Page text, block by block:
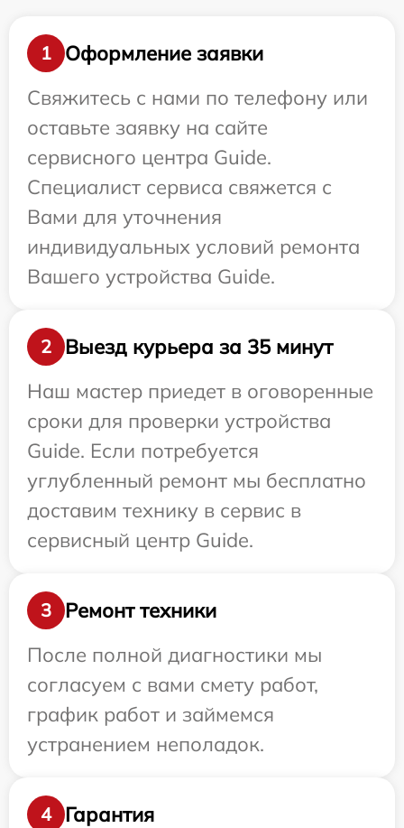
1
Оформление заявки
Свяжитесь с нами по телефону или
оставьте заявку на сайте
сервисного центра Guide.
Специалист сервиса свяжется с
Вами для уточнения
индивидуальных условий ремонта
Вашего устройства Guide.
2
Выезд курьера за 35 минут
Наш мастер приедет в оговоренные
сроки для проверки устройства
Guide. Если потребуется
углубленный ремонт мы бесплатно
доставим технику в сервис в
сервисный центр Guide.
3
Ремонт техники
После полной диагностики мы
согласуем с вами смету работ,
график работ и займемся
устранением неполадок.
4
Гарантия